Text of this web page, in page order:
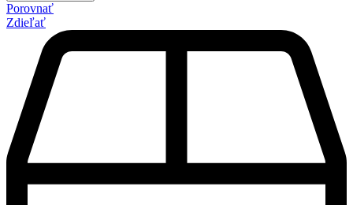
Porovnať
Zdieľať